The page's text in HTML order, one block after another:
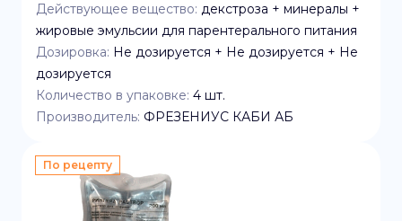
Действующее вещество: декстроза + минералы +
жировые эмульсии для парентерального питания
Дозировка: Не дозируется + Не дозируется + Не
дозируется
Количество в упаковке: 4 шт.
Производитель: ФРЕЗЕНИУС КАБИ АБ
По рецепту